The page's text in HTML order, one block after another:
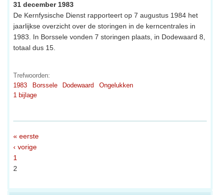
31 december 1983
De Kernfysische Dienst rapporteert op 7 augustus 1984 het
jaarlijkse overzicht over de storingen in de kerncentrales in
1983. In Borssele vonden 7 storingen plaats, in Dodewaard 8,
totaal dus 15.
Trefwoorden:
1983
Borssele Dodewaard
Ongelukken
1 bijlage
« eerste
‹ vorige
1
2